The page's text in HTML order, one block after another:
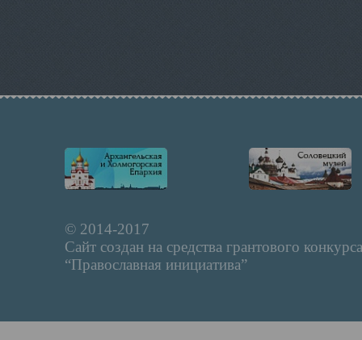
© 2014-2017
Сайт создан на средства грантового конкурса
“Православная инициатива”